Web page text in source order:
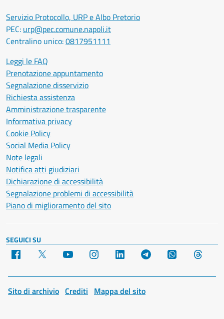
Servizio Protocollo, URP e Albo Pretorio
PEC: urp@pec.comune.napoli.it
Centralino unico:0817951111
Leggi le FAQ
Prenotazione appuntamento
Segnalazione disservizio
Richiesta assistenza
Amministrazione trasparente
Informativa privacy
Cookie Policy
Social Media Policy
Note legali
Notifica atti giudiziari
Dichiarazione di accessibilità
Segnalazione problemi di accessibilità
Piano di miglioramento del sito
SEGUICI SU
Facebook YouTube Instagram LinkedIn Telegram WhatsApp
Sito di archivio Crediti Mappa del sito